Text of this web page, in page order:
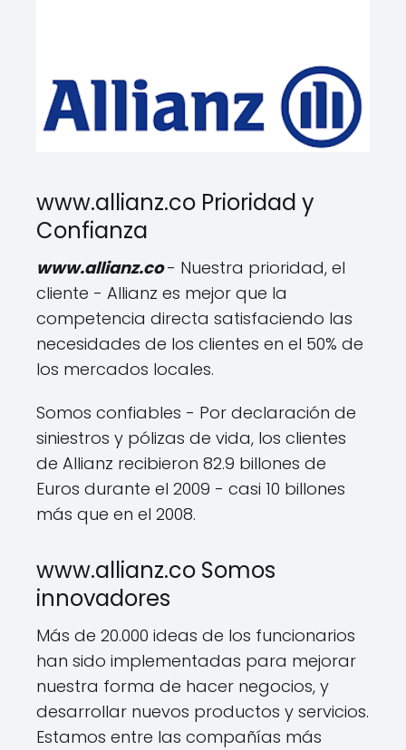
www.allianz.co Prioridad y
Confianza
www.allianz.co - Nuestra prioridad, el
cliente - Allianz es mejor que la
competencia directa satisfaciendo las
necesidades de los clientes en el 50% de
los mercados locales.
Somos confiables - Por declaración de
siniestros y pólizas de vida, los clientes
de Allianz recibieron 82.9 billones de
Euros durante el 2009 - casi 10 billones
más que en el 2008.
www.allianz.co Somos
innovadores
Más de 20.000 ideas de los funcionarios
han sido implementadas para mejorar
nuestra forma de hacer negocios, y
desarrollar nuevos productos y servicios.
Estamos entre las compañías más